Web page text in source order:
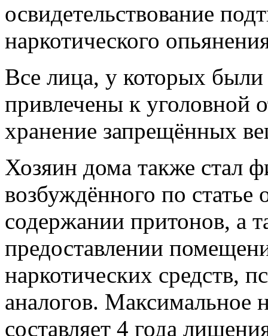
освидетельствование
наркотического
Все лица, у которых
привлечены к уголовной
хранение запрещённых
Хозяин дома также стал
возбуждённого по статье
содержании притонов, а
предоставлении
наркотических средств,
аналогов. Максимальное
составляет 4 года